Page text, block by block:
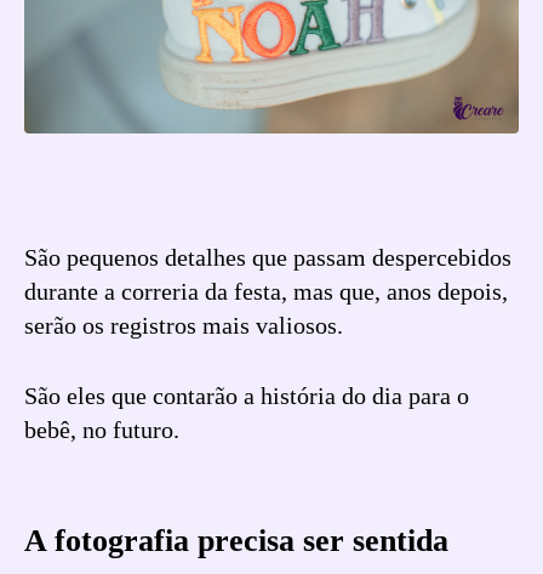
São pequenos detalhes que passam despercebidos
durante a correria da festa, mas que, anos depois,
serão os registros mais valiosos.
São eles que contarão a história do dia para o
bebê, no futuro.
A fotografia precisa ser sentida